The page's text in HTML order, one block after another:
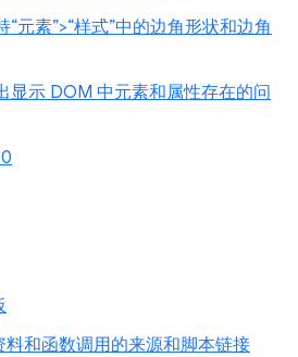
“元素”>“样式”中的边角形状和边角
显示 DOM 中元素和属性存在的问
料和函数调用的来源和脚本链接